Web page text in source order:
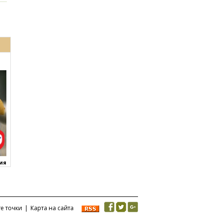
точки | Карта на сайта